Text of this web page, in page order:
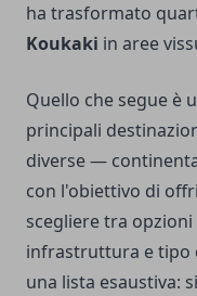
ha trasformato
Koukaki in aree
Quello che segue è
principali
diverse —
con l'obiettivo di
scegliere tra
infrastruttura e tipo
una lista esaustiva: